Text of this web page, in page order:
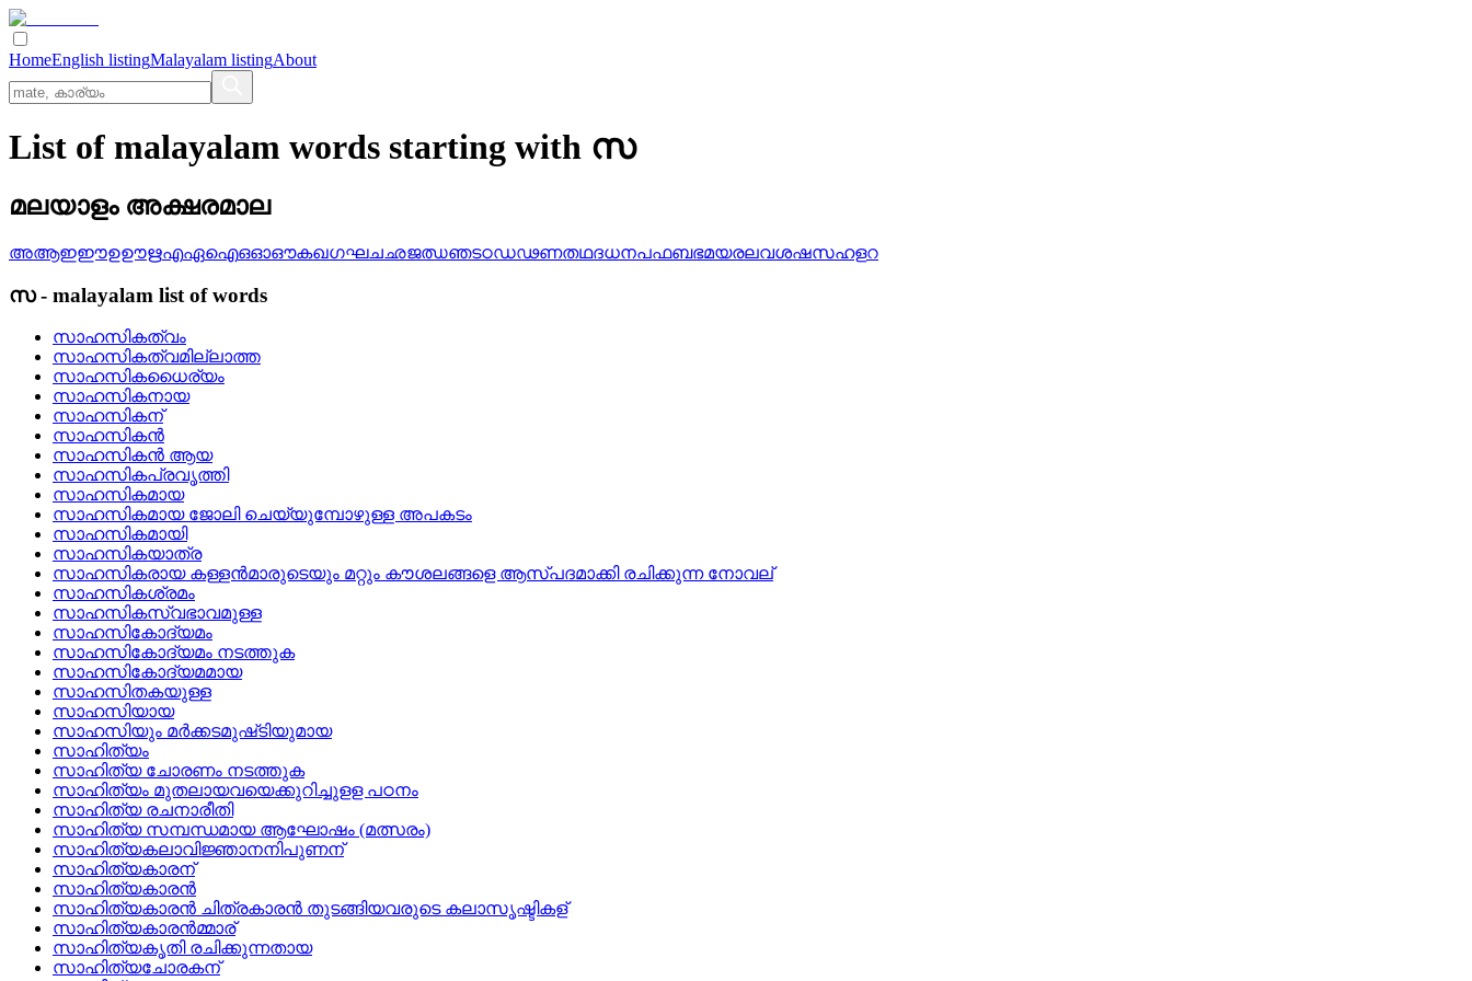
HomeEnglish listingMalayalam listingAbout
List of malayalam words starting with സ
മലയാളം അക്ഷരമാല
അആഇഈഉഊഋഎഏഐഒഓഔകഖഗഘചഛജഝഞടഠഡഢണതഥദധനപഫബഭമയരലവശഷസഹളറ
സ- malayalam list of words
സാഹസികത്വം
സാഹസികത്വമില്ലാത്ത
സാഹസികധൈര്യം
സാഹസികനായ
സാഹസികന്
സാഹസികന്‍
സാഹസികന്‍ ആയ
സാഹസികപ്രവൃത്തി
സാഹസികമായ
സാഹസികമായ ജോലി ചെയ്യുമ്പോഴുള്ള അപകടം
സാഹസികമായി
സാഹസികയാത്ര
സാഹസികരായ കള്ളന്‍മാരുടെയും മറ്റും കൗശലങ്ങളെ ആസ്‌പദമാക്കി രചിക്കുന്ന നോവല്
സാഹസികശ്രമം
സാഹസികസ്വഭാവമുള്ള
സാഹസികോദ്യമം
സാഹസികോദ്യമം നടത്തുക
സാഹസികോദ്യമമായ
സാഹസിതകയുള്ള
സാഹസിയായ
സാഹസിയും മര്‍ക്കടമുഷ്‌ടിയുമായ
സാഹിത്യം
സാഹിത്യ ചോരണം നടത്തുക
സാഹിത്യം മുതലായവയെക്കുറിച്ചുളള പഠനം
സാഹിത്യ രചനാരീതി
സാഹിത്യ സമ്പന്ധമായ ആഘോഷം (മത്സരം)
സാഹിത്യകലാവിജ്ഞാനനിപുണന്
സാഹിത്യകാരന്
സാഹിത്യകാരന്‍
സാഹിത്യകാരന്‍ ചിത്രകാരന്‍ തുടങ്ങിയവരുടെ കലാസൃഷ്ടികള്
സാഹിത്യകാരന്‍മ്മാര്
സാഹിത്യകൃതി രചിക്കുന്നതായ
സാഹിത്യചോരകന്